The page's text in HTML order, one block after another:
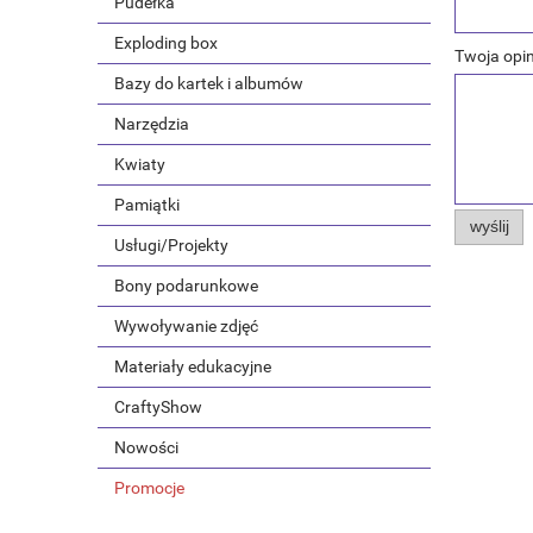
Exploding box
Bazy do kartek i albumów
Narzędzia
Kwiaty
Pamiątki
Usługi/Projekty
Bony podarunkowe
Wywoływanie zdjęć
Materiały edukacyjne
CraftyShow
Nowości
Promocje
Twoja
wyślij